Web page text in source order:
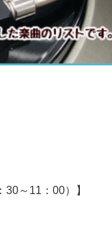
30～11：00）】